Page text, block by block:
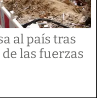
al país tras
las fuerzas